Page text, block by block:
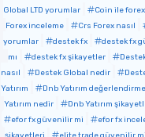
Global LTD yorumlar
Coin ile forex
Forex inceleme
Crs Forex nasıl
yorumlar
destek fx destek fx
mı
destek fx şikayetler
nasıl
Destek Global nedir
Yatırım
Dnb Yatırım değerlendirme
Yatırım nedir
Dnb Yatırım
efor fx güvenilir mi
efor fx